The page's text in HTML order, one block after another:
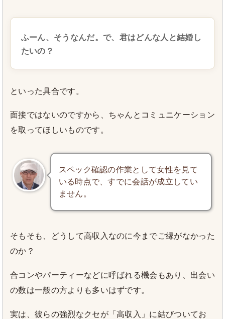
ふーん、そうなんだ。で、君はどんな人と結婚し
たいの？
といった具合です。
面接ではないのですから、ちゃんとコミュニケーション
を取ってほしいものです。
スペック確認の作業として女性を見て
いる時点で、すでに会話が成立してい
ません。
そもそも、どうして高収入なのに今までご縁がなかった
のか？
合コンやパーティーなどに呼ばれる機会もあり、出会い
の数は一般の方よりも多いはずです。
実は、彼らの強烈なクセが「高収入」に結びついてお